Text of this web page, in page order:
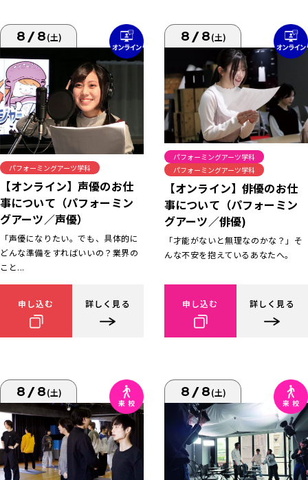
8/8(土)
パフォーミングアーツ学科
【オンライン】声優のお仕
事について（パフォーミン
グアーツ／声優）
「声優になりたい。でも、具体的に
どんな準備をすればいいの？業界の
こと...
申し込む 詳しく見る
8/8(土)
パフォーミングアーツ学科
パフォーミングアーツ学科
【オンライン】俳優のお仕
事について（パフォーミン
グアーツ／俳優)
「才能がないと無理なのかな？」そ
んな不安を抱えているあなたへ。
申し込む 詳しく見る
8/8(土) 8/8(土)